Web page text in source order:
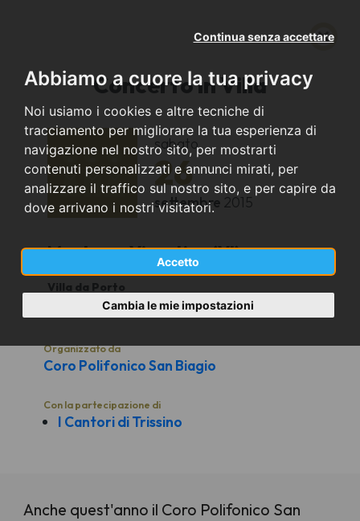
Abbiamo a cuore la tua privacy
Noi usiamo i cookies e altre tecniche di
tracciamento per migliorare la tua esperienza di
navigazione nel nostro sito, per mostrarti
contenuti personalizzati e annunci mirati, per
analizzare il traffico sul nostro sito, e per capire da
dove arrivano i nostri visitatori.
Accetto
Continua senza accettare
Cambia le mie impostazioni
Concerto in Villa
sabato
26
settembre 2015
Montorso Vicentino (VI)
Villa da Porto
Organizzato da
Coro Polifonico San Biagio
Con la partecipazione di
I Cantori di Trissino
Anche quest'anno il Coro Polifonico San